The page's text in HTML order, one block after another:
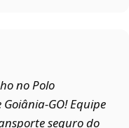
no Polo
Equipe
seguro do